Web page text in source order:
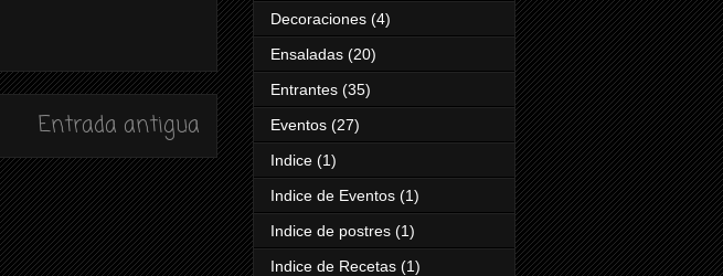
Entrada antigua
Decoraciones (4)
Ensaladas (20)
Entrantes (35)
Eventos (27)
Indice (1)
Indice de Eventos (1)
Indice de postres (1)
Indice de Recetas (1)